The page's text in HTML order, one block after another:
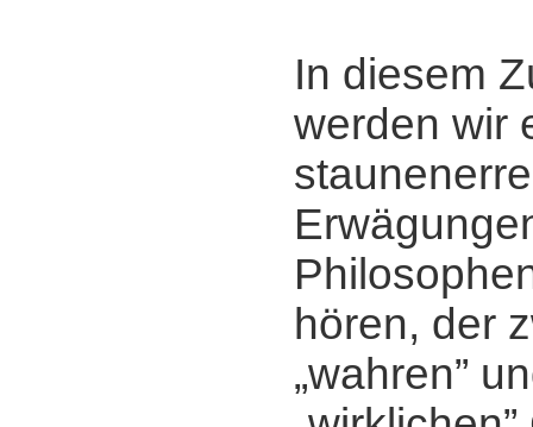
In diesem
werden wir
hören, der
„wahren”